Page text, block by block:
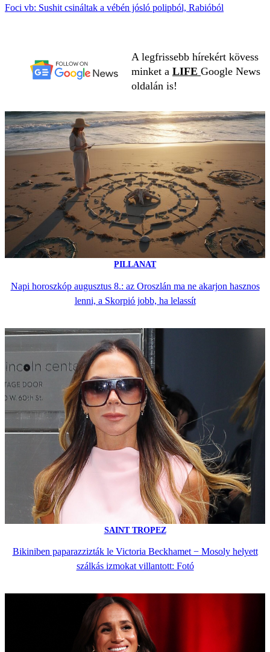
Foci vb: Sushit csináltak a vébén jósló polipból, Rabióból
A legfrissebb hírekért kövess
minket a LIFE Google News
oldalán is!
PILLANAT
Napi horoszkóp augusztus 8.: az Oroszlán ma ne akarjon hasznos
lenni, a Skorpió jobb, ha lelassít
SAINT TROPEZ
Bikiniben paparazzizták le Victoria Beckhamet − Mosoly helyett
szálkás izmokat villantott: Fotó